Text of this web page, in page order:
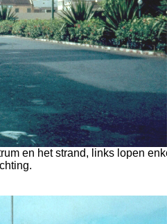
en het strand, links lopen